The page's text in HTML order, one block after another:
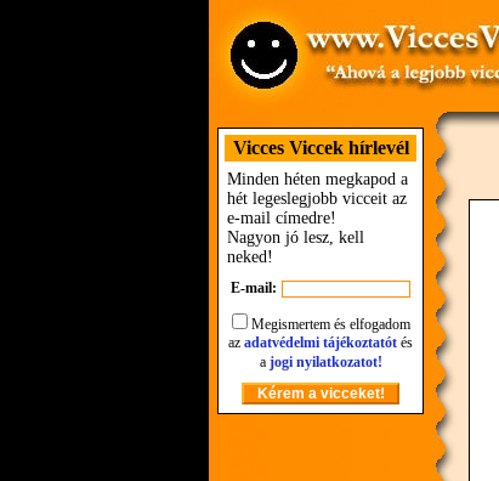
Vicces Viccek hírlevél
Minden héten megkapod a
hét legeslegjobb vicceit az
e-mail címedre!
Nagyon jó lesz, kell
neked!
E-mail:
Megismertem és elfogadom
az adatvédelmi tájékoztatót és
a jogi nyilatkozatot!